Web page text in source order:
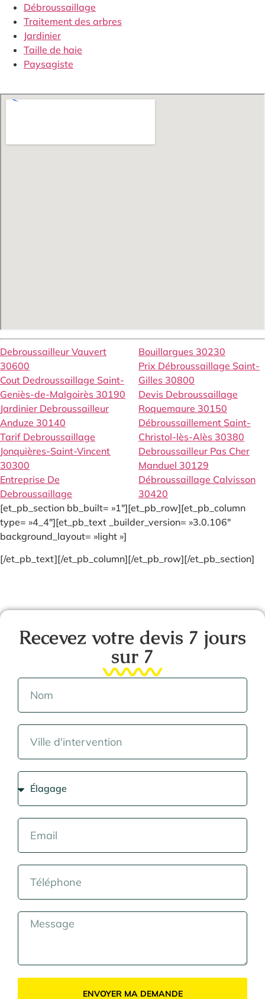
Débroussaillage
Traitement des arbres
Jardinier
Taille de haie
Paysagiste
Debroussailleur Vauvert
30600
Cout Dedroussaillage Saint-
Geniès-de-Malgoirès 30190
Jardinier Debroussailleur
Anduze 30140
Tarif Debroussaillage
Jonquières-Saint-Vincent
30300
Entreprise De
Debroussaillage
Bouillargues 30230
Prix Débroussaillage Saint-
Gilles 30800
Devis Debroussaillage
Roquemaure 30150
Débroussaillement Saint-
Christol-lès-Alès 30380
Debroussailleur Pas Cher
Manduel 30129
Débroussaillage Calvisson
30420
[et_pb_section bb_built= »1″][et_pb_row][et_pb_column
type= »4_4″][et_pb_text _builder_version= »3.0.106″
background_layout= »light »]
[/et_pb_text][/et_pb_column][/et_pb_row][/et_pb_section]
Recevez votre devis 7 jours
sur 7
ENVOYER MA DEMANDE